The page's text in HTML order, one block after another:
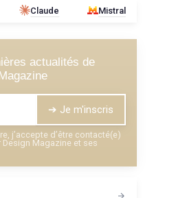
Claude Mistral
actualités de
➔ Je m'inscris
j’accepte d’être contacté(e)
Magazine et ses